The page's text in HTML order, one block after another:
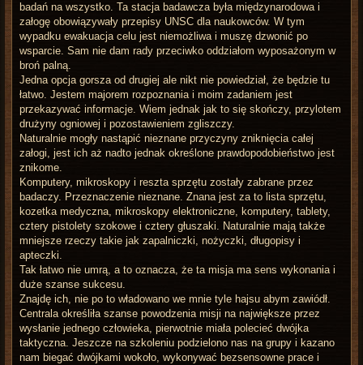
badań na wszystko. Ta stacja badawcza była międzynarodowa i
załogę obowiązywały przepisy UNSC dla naukowców. W tym
wypadku ewakuacja celu jest niemożliwa i muszę dzwonić po
wsparcie. Sam nie dam rady przeciwko oddziałom wyposażonym w
broń palną.
Jedna opcja gorsza od drugiej ale nikt nie powiedział, że będzie tu
łatwo. Jestem majorem rozpoznania i moim zadaniem jest
przekazywać informacje. Wiem jednak jak to się skończy, przylotem
drużyny ogniowej i pozostawieniem zgliszczy.
Naturalnie mogły nastąpić nieznane przyczyny zniknięcia całej
załogi, jest ich aż nadto jednak określone prawdopodobieństwo jest
znikome.
Komputery, mikroskopy i reszta sprzętu zostały zabrane przez
badaczy. Przeznaczenie nieznane. Znana jest za to lista sprzętu,
kozetka medyczna, mikroskopy elektroniczne, komputery, tablety,
cztery pistolety szokowe i cztery głuszaki. Naturalnie mają także
mniejsze rzeczy takie jak zapalniczki, nożyczki, długopisy i
apteczki.
Tak łatwo nie umrą, a to oznacza, że ta misja ma sens wykonania i
duże szanse sukcesu.
Znajdę ich, nie po to władowano we mnie tyle hajsu abym zawiódł.
Centrala określiła szanse powodzenia misji na największe przez
wysłanie jednego człowieka, pierwotnie miała polecieć dwójka
taktyczna. Jeszcze na szkoleniu podzielono nas na grupy i kazano
nam biegać dwójkami wokoło, wykonywać bezsensowne prace i